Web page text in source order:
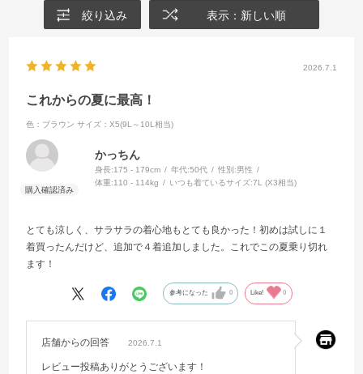
絞り込み 表示：新しい順
2026.7.1
これからの夏に最高！
色：ブラウン サイズ：X5(9L～10L相当)
かっちん
身長:175 - 179cm 年代:50代 性別:男性
体重:110 - 114kg いつも着ているサイズ:7L (X3相当)
とても涼しく、サラサラの着心地もとても良かった！初めは試しに１
着買ったんだけど、追加で４着追加しました。これでこの夏乗り切れ
ます！
参考になった 0 Like! 0
店舗からの回答 2026.7.1
レビュー投稿ありがとうございます！